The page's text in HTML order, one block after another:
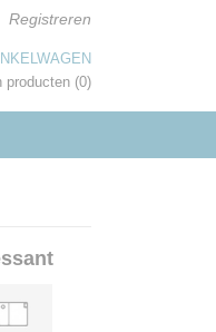
Registreren
producten (0)